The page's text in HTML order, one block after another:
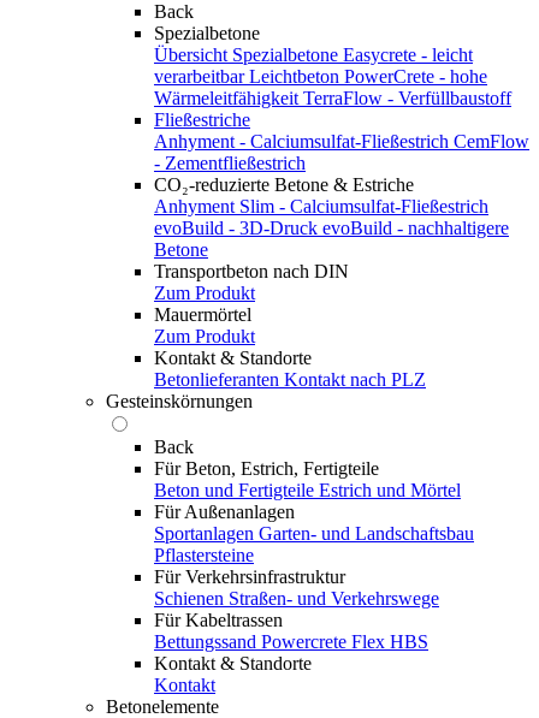
Back
Spezialbetone
Übersicht Spezialbetone Easycrete - leicht
verarbeitbar Leichtbeton PowerCrete - hohe
Wärmeleitfähigkeit TerraFlow - Verfüllbaustoff
Fließestriche
Anhyment - Calciumsulfat-Fließestrich CemFlow
- Zementfließestrich
CO₂-reduzierte Betone & Estriche
Anhyment Slim - Calciumsulfat-Fließestrich
evoBuild - 3D-Druck evoBuild - nachhaltigere
Betone
Transportbeton nach DIN
Zum Produkt
Mauermörtel
Zum Produkt
Kontakt & Standorte
Betonlieferanten Kontakt nach PLZ
Gesteinskörnungen
Back
Für Beton, Estrich, Fertigteile
Beton und Fertigteile Estrich und Mörtel
Für Außenanlagen
Sportanlagen Garten- und Landschaftsbau
Pflastersteine
Für Verkehrsinfrastruktur
Schienen Straßen- und Verkehrswege
Für Kabeltrassen
Bettungssand Powercrete Flex HBS
Kontakt & Standorte
Kontakt
Betonelemente